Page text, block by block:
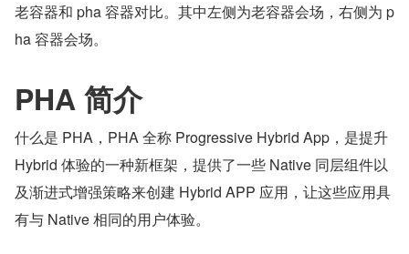
老容器和 pha 容器对比。其中左侧为老容器会场，右侧为 p
ha 容器会场。
PHA 简介
什么是 PHA，PHA 全称 Progressive Hybrid App，是提升
Hybrid 体验的一种新框架，提供了一些 Native 同层组件以
及渐进式增强策略来创建 Hybrid APP 应用，让这些应用具
有与 Native 相同的用户体验。